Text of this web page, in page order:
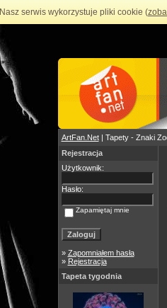
Nasz serwis wykorzystuje pliki cookie (
ArtFan.Net| Tapety - Znaki
Rejestracja
Użytkownik:
Hasło:
Zapamiętaj mnie
» Zapomniałem hasła
» Rejestracja
Tapeta tygodnia